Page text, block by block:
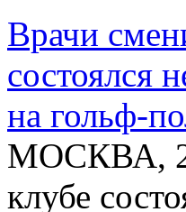
Врачи
состоялся
на гольф-
МОСКВА,
клубе